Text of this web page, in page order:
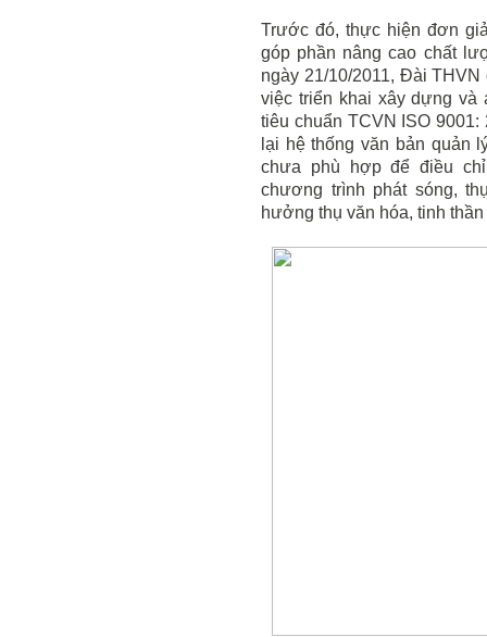
Trước đó, thực hiện đơn
góp phần nâng cao chất
ngày 21/10/2011, Đài
việc triển khai xây dựng và
tiêu chuẩn TCVN ISO
lại hệ thống văn bản quản
chưa phù hợp để điều
chương trình phát sóng,
hưởng thụ văn hóa, tinh